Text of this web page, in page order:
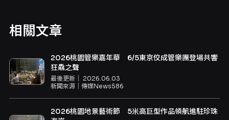
相關文章
2026桃園管樂嘉年華 6/5東京佼成管樂團登場共響
狂驫之聲
最後更新｜ 2026.06.03
新聞來源｜ 傳媒News586
2026桃園地景藝術節 5米高巨型作品領航進駐珍珠